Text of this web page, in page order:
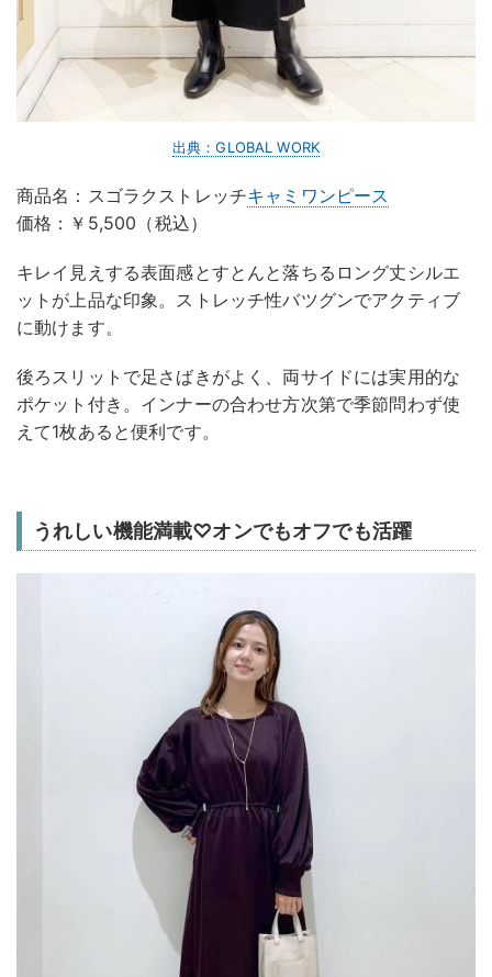
出典：GLOBAL WORK
商品名：スゴラクストレッチキャミワンピース
価格：￥5,500（税込）
キレイ見えする表面感とすとんと落ちるロング丈シルエ
ットが上品な印象。ストレッチ性バツグンでアクティブ
に動けます。
後ろスリットで足さばきがよく、両サイドには実用的な
ポケット付き。インナーの合わせ方次第で季節問わず使
えて1枚あると便利です。
うれしい機能満載♡オンでもオフでも活躍